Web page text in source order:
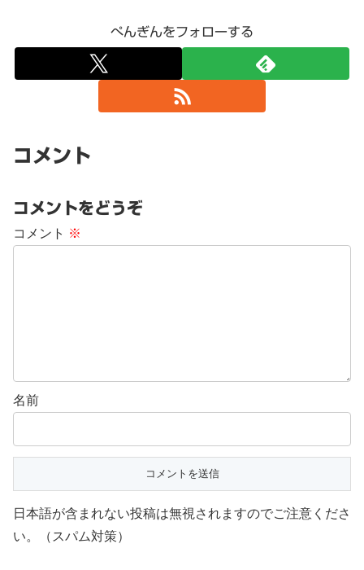
ぺんぎんをフォローする
コメント
コメントをどうぞ
コメント ※
名前
日本語が含まれない投稿は無視されますのでご注意くださ
い。（スパム対策）